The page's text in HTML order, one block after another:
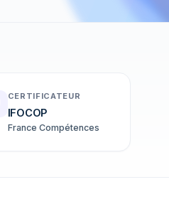
CERTIFICATEUR
IFOCOP
France Compétences